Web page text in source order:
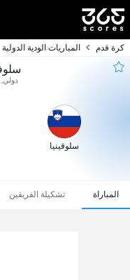
كرة قدم المباريات الودية الدولية
دولي,
سلوفينيا
المباراة تشكيلة الفريقين